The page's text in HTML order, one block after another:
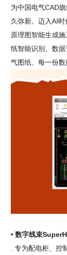
为中国电气CAD
久弥新。迈入AI
原理图智能生成
纸智能识别、数
气图纸、每一份数
• 数字线束
. 专为配电柜、